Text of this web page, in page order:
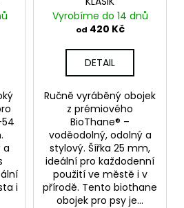
a
i
Vyrobíme do 14 dnů
od 420 Kč
DETAIL
Ručně vyráběný obojek
z prémiového
BioThane® –
voděodolný, odolný a
stylový. Šířka 25 mm,
ideální pro každodenní
použití ve městě i v
přírodě. Tento biothane
obojek pro psy je...